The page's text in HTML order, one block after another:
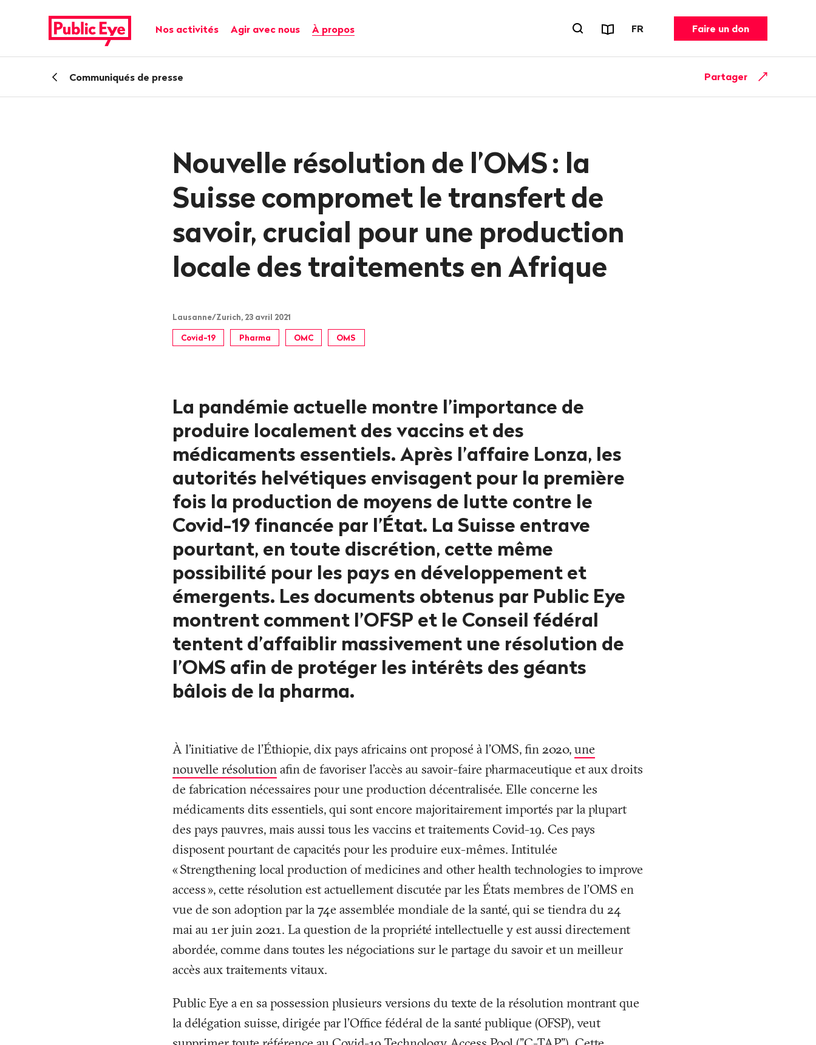
publiceye.ch
Navigation principale
Nos activités Agir avec nous À propos Ouvrir le formulaire de recherche
Rapports et dépliants
FR CHANGER DE LANGUE. LANGUE
Faire un don
RetourCommuniqués de presse Partager
Nouvelle résolution de l’OMS: la
Suisse compromet le transfert de
savoir, crucial pour une production
locale des traitements en Afrique
Lausanne/Zurich, 23 avril 2021
Covid-19 Pharma OMC OMS
La pandémie actuelle montre l’importance de
produire localement des vaccins et des
médicaments essentiels. Après l’affaire Lonza, les
autorités helvétiques envisagent pour la première
fois la production de moyens de lutte contre le
Covid-19 financée par l’État. La Suisse entrave
pourtant, en toute discrétion, cette même
possibilité pour les pays en développement et
émergents. Les documents obtenus par Public Eye
montrent comment l’OFSP et le Conseil fédéral
tentent d’affaiblir massivement une résolution de
l’OMS afin de protéger les intérêts des géants
bâlois de la pharma.
À l'initiative de l'Éthiopie, dix pays africains ont proposé à l’OMS, fin 2020,une
nouvelle résolutionafin de favoriser l’accès au savoir-faire pharmaceutique et aux droits
de fabrication nécessaires pour une production décentralisée. Elle concerne les
médicaments dits essentiels, qui sont encore majoritairement importés par la plupart
des pays pauvres, mais aussi tous les vaccins et traitements Covid-19. Ces pays
disposent pourtant de capacités pour les produire eux-mêmes. Intitulée
«Strengthening local production of medicines and other health technologies to improve
access», cette résolution est actuellement discutée par les États membres de l’OMS en
vue de son adoption par la 74e assemblée mondiale de la santé, qui se tiendra du 24
mai au 1er juin 2021. La question de la propriété intellectuelle y est aussi directement
abordée, comme dans toutes les négociations sur le partage du savoir et un meilleur
accès aux traitements vitaux.
Public Eye a en sa possession plusieurs versions du texte de la résolution montrant que
la délégation suisse, dirigée par l’Office fédéral de la santé publique (OFSP), veut